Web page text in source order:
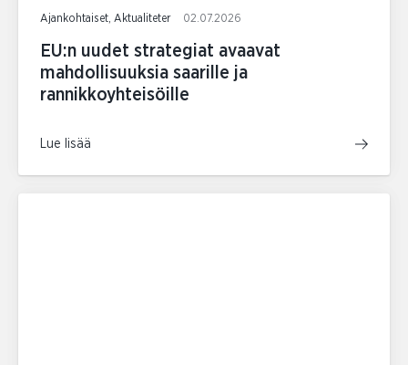
Ajankohtaiset, Aktualiteter 02.07.2026
EU:n uudet strategiat avaavat
mahdollisuuksia saarille ja
rannikkoyhteisöille
Lue lisää